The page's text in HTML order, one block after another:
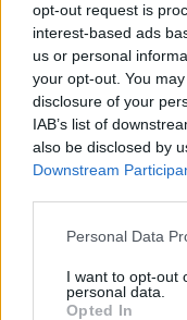
opt-out request is
interest-based ads
us or personal
your opt-out. You
disclosure of your
IAB’s list of
also be disclosed by
Downstream
Personal Data
I want to opt-out
personal data.
Opted In
"Ho i voti".
Johnson e si
leader dei Tory
22/10/2022
REGNO UNITO
Truss, chi è il
21/10/2022
L'EX PREMIER